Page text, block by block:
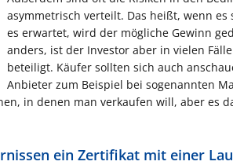
asymmetrisch verteilt. Das heißt, wenn es
es erwartet, wird der mögliche Gewinn
anders, ist der Investor aber in vielen
beteiligt. Käufer sollten sich auch
Anbieter zum Beispiel bei sogenannten
in denen man verkaufen will, aber es
ein Zertifikat mit einer